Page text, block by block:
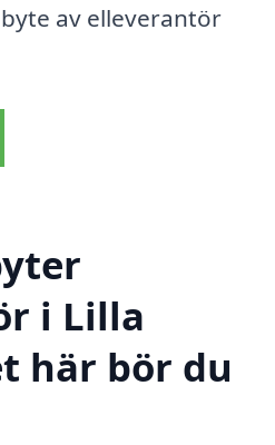
av elleverantör
i Lilla
här bör du